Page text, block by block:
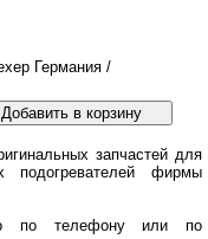
Германия /
Добавить в корзину
запчастей для
подогревателей фирмы
по телефону или по